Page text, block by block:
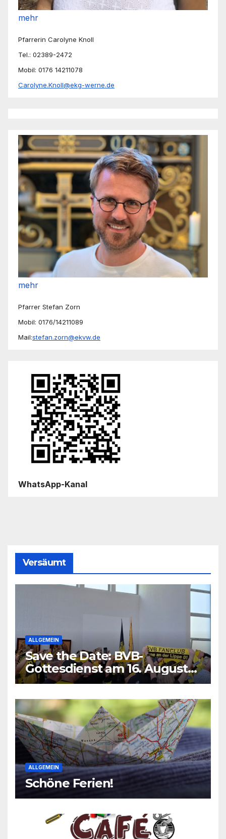
mehr
Pfarrerin Carolyne Knoll
Tel.: 02389-2472
Mobil: 0176 14211078
Carolyne.Knoll@ekg-werne.de
mehr
Pfarrer Stefan Zorn
Mobil: 0176/14211089
Mail:stefan.zorn@ekvw.de
WhatsApp-Kanal
Versäumt
ALLGEMEIN
Save the Date: BVB-
Gottesdienst am 16. August
2026
ALLGEMEIN
Schöne Ferien!